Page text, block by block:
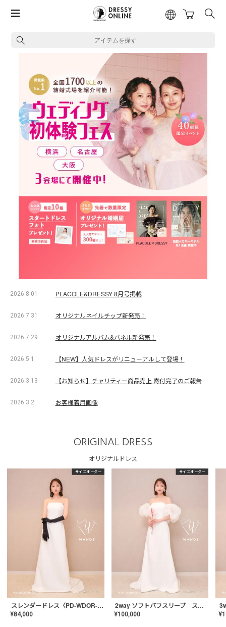
アイテムを探す
2026.8.01 PLACOLE&DRESSY 8月号掲載
2026.7.31 オリジナルネイルチップ新発売！
2026.7.29 オリジナルアルバム&パネル新発売！
2026.5.1 【NEW】人気ドレスがリニューアルして登場！
2026.3.13 【お知らせ】チャリティー商品売上 寄付完了のご報告
2026.3.2 お客様着用画像
ORIGINAL DRESS
オリジナルドレス
サイズオーダー
スレンダードレス〈PD-WDOR-2110〉
¥84,000
サイズオーダー
2way ソフトパフスリーブ スレンダードレス〈PD-WDOR-2112〉
¥100,000 ¥